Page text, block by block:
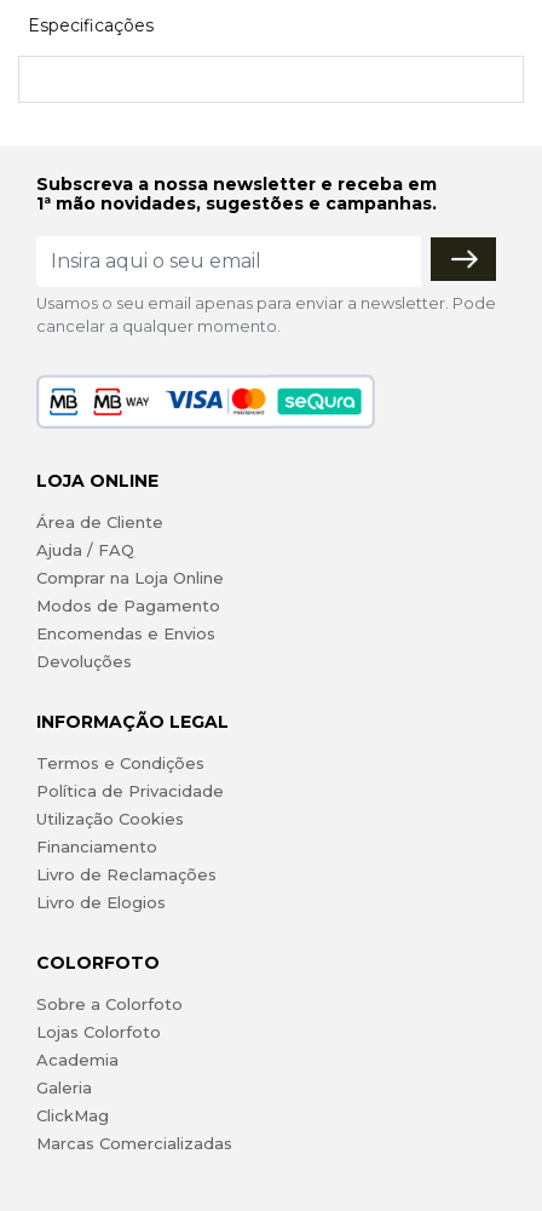
Especificações
Subscreva a nossa newsletter e receba em
1ª mão novidades, sugestões e campanhas.
Usamos o seu email apenas para enviar a newsletter. Pode
cancelar a qualquer momento.
LOJA ONLINE
Área de Cliente
Ajuda / FAQ
Comprar na Loja Online
Modos de Pagamento
Encomendas e Envios
Devoluções
INFORMAÇÃO LEGAL
Termos e Condições
Política de Privacidade
Utilização Cookies
Financiamento
Livro de Reclamações
Livro de Elogios
COLORFOTO
Sobre a Colorfoto
Lojas Colorfoto
Academia
Galeria
ClickMag
Marcas Comercializadas